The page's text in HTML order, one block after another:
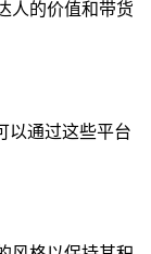
人的价值和带货
以通过这些平台